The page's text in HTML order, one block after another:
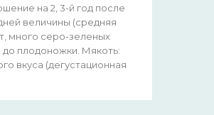
на 2, 3-й год после
величины (средняя
много серо-зеленых
до плодоножки. Мякоть:
вкуса (дегустационная